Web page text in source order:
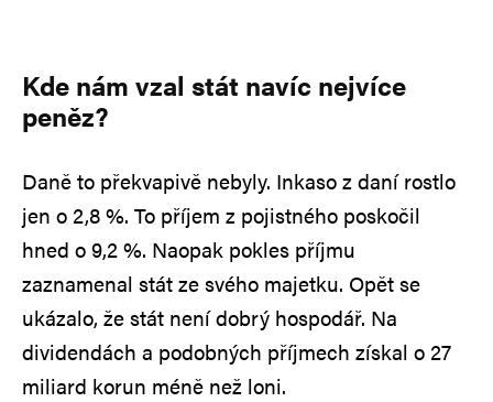
Kde nám vzal stát navíc nejvíce
peněz?
Daně to překvapivě nebyly. Inkaso z daní rostlo
jen o 2,8 %. To příjem z pojistného poskočil
hned o 9,2 %. Naopak pokles příjmu
zaznamenal stát ze svého majetku. Opět se
ukázalo, že stát není dobrý hospodář. Na
dividendách a podobných příjmech získal o 27
miliard korun méně než loni.